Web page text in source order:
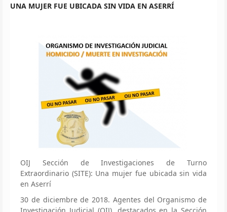
UNA MUJER FUE UBICADA SIN VIDA EN ASERRÍ
OIJ Sección de Investigaciones de Turno
Extraordinario (SITE): Una mujer fue ubicada sin vida
en Aserrí
30 de diciembre de 2018. Agentes del Organismo de